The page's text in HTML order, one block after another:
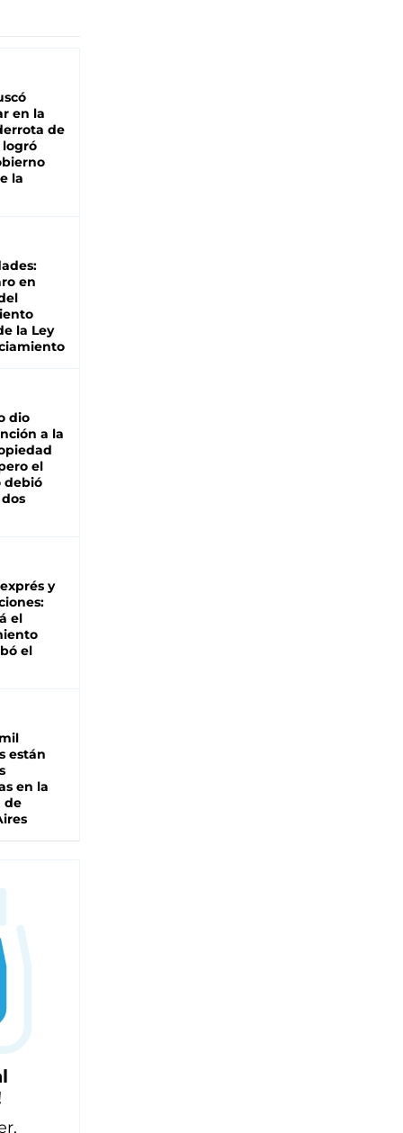
en la
de
logró
la
en
la Ley
dio
a la
el
debió
y
el
el
están
en la
de